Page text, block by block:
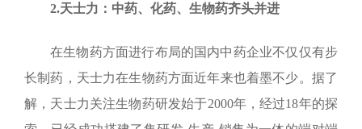
2.天士力：中药、化药、生物药齐头并进
在生物药方面进行布局的国内中药企业不仅仅有步
长制药，天士力在生物药方面近年来也着墨不少。据了
解，天士力关注生物药研发始于2000年，经过18年的探